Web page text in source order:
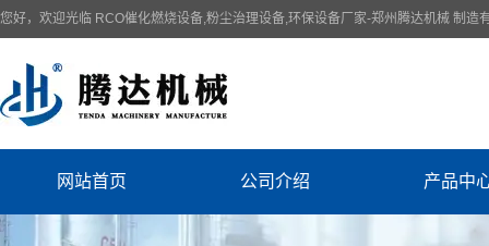
您好，欢迎光临 RCO催化燃烧设备,粉尘治理设备,环保设备厂家-郑州腾达机械 制造
网站首页 公司介绍 产品中